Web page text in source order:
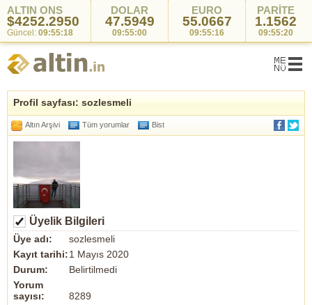
ALTIN ONS
$4252.2950
Güncel: 09:55:18
DOLAR
47.5949
09:55:00
EURO
55.0667
09:55:16
PARİTE
1.1562
09:55:20
Profil sayfası: sozlesmeli
Altın Arşivi Tüm yorumlar Bist
Üyelik Bilgileri
Üye adı:
sozlesmeli
Kayıt tarihi:1 Mayıs 2020
Durum:
Belirtilmedi
Yorum
sayısı:
8289